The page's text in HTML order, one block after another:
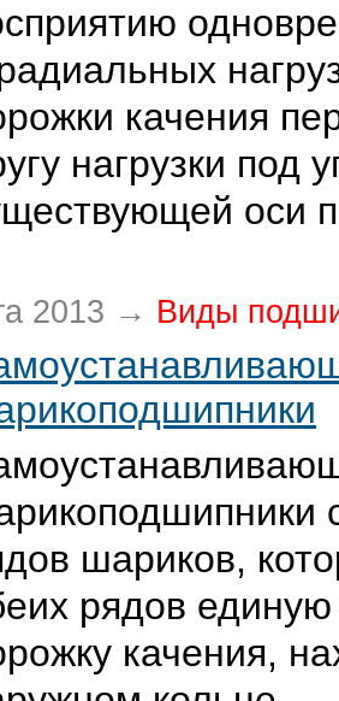
качения
нагрузки под
оси
2013 → Виды
шариков,
рядов
качения,